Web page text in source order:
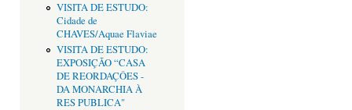
VISITA DE ESTUDO:
Cidade de
CHAVES/Aquae Flaviae
VISITA DE ESTUDO:
EXPOSIÇÃO “CASA
DE REORDAÇÔES -
DA MONARCHIA À
RES PUBLICA"